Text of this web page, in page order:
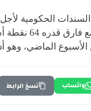
أساس، لتصل
واتساب نسخ الرابط